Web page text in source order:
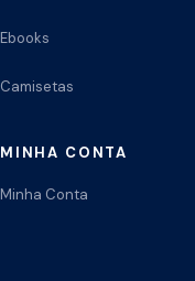
Ebooks
Camisetas
MINHA CONTA
Minha Conta